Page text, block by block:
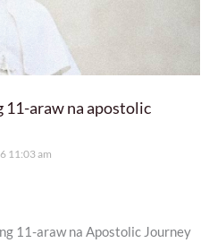
11-araw na apostolic
11:03 am
11-araw na Apostolic Journey